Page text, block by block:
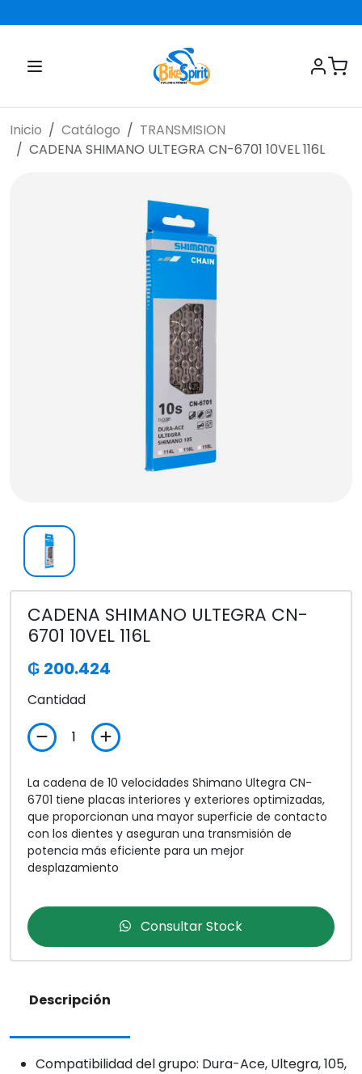
Inicio Catálogo
TRANSMISION
CADENA SHIMANO ULTEGRA CN-6701 10VEL 116L
CADENA SHIMANO ULTEGRA CN-
6701 10VEL 116L
₲ 200.424
Cantidad
La cadena de 10 velocidades Shimano Ultegra CN-
6701 tiene placas interiores y exteriores optimizadas,
que proporcionan una mayor superficie de contacto
con los dientes y aseguran una transmisión de
potencia más eficiente para un mejor
desplazamiento
Consultar Stock
Descripción
Compatibilidad del grupo: Dura-Ace, Ultegra, 105,